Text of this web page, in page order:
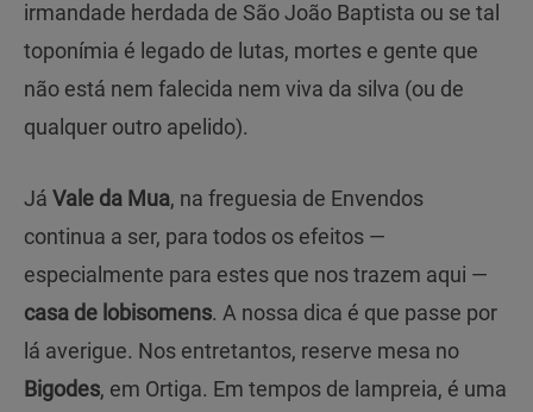
irmandade herdada de São João Baptista ou se tal
toponímia é legado de lutas, mortes e gente que
não está nem falecida nem viva da silva (ou de
qualquer outro apelido).
Já Vale da Mua, na freguesia de Envendos
continua a ser, para todos os efeitos —
especialmente para estes que nos trazem aqui —
casa de lobisomens. A nossa dica é que passe por
lá averigue. Nos entretantos, reserve mesa no
Bigodes, em Ortiga. Em tempos de lampreia, é uma